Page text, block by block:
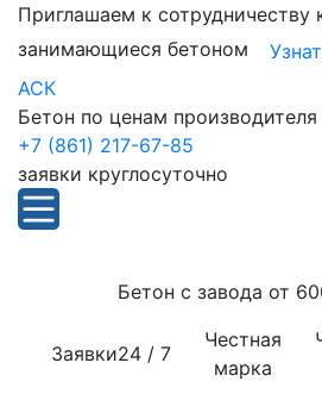
Приглашаем к сотрудничеству
занимающиеся бетоном
АСК
Бетон по ценам производителя
+7 (861) 217-67-85
заявки круглосуточно
Бетон с завода от
Заявки24 / 7
Честная
марка